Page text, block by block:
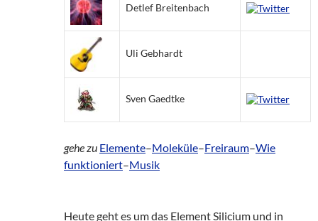
Detlef Breitenbach
Uli Gebhardt
Sven Gaedtke
gehe zu Elemente–Moleküle–Freiraum–Wie
funktioniert–Musik
Heute geht es um das Element Silicium und in